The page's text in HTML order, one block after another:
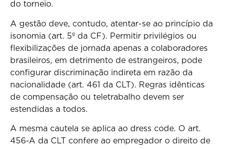
do torneio.
A gestão deve, contudo, atentar-se ao princípio da
isonomia (art. 5º da CF). Permitir privilégios ou
flexibilizações de jornada apenas a colaboradores
brasileiros, em detrimento de estrangeiros, pode
configurar discriminação indireta em razão da
nacionalidade (art. 461 da CLT). Regras idênticas
de compensação ou teletrabalho devem ser
estendidas a todos.
A mesma cautela se aplica ao dress code. O art.
456-A da CLT confere ao empregador o direito de